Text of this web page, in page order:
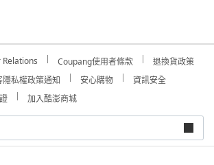
Coupang使用者條款
退換貨政策
隱私權政策通知 安心購物
資訊安全
加入酷澎商城